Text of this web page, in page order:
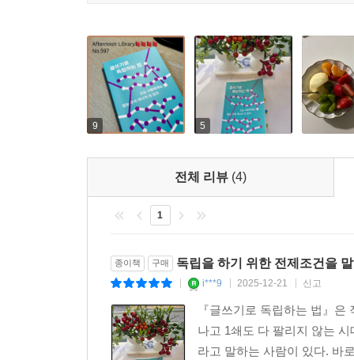
사실 이 책의 시작은 저자처럼 독립해서 살기를
없이 독립해서도 삶을 꾸려 나갈 수 있느냐고 묻
저자 나름의 비법이었던 거지요. 저자는 책의
관계에 기대어 사는 것이야말로 삶을 ‘자신이 진
볼 수 있는 정직한 도구일지도 모릅니다. 삶의 면
저자의 제안대로 글이나 책과 먼 사람이라도 한
가늠해 볼 계기가 될 것입니다.
9 5
전체 리뷰 (4)
1
종이책 구매 독립을 하기 위한 전제조건을
i***9 2025-12-21 신고
『글쓰기로 독립하는 법』
나고 1쇄도 다 팔리지 않는
라고 말하는 사람이 있다. 바